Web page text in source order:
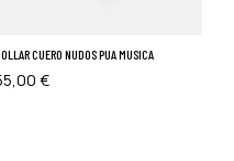
CUERO NUDOS PUA MUSICA
€